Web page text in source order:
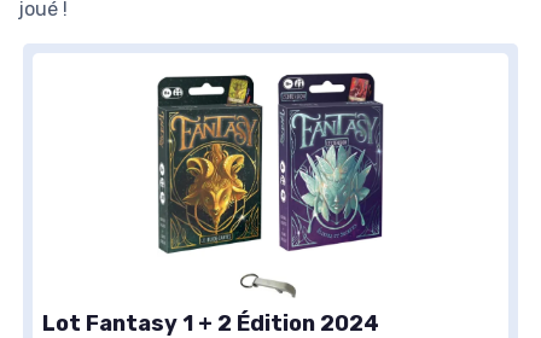
joué !
Lot Fantasy 1 + 2 Édition 2024